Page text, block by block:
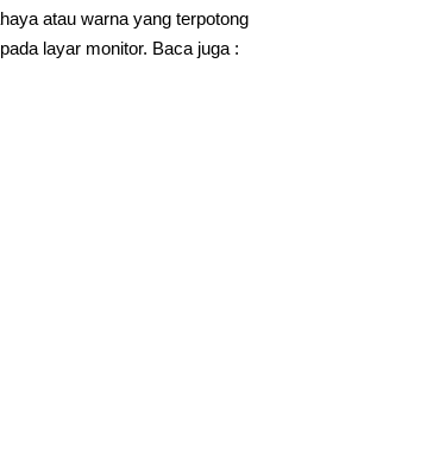
atau warna yang terpotong
layar monitor. Baca juga :